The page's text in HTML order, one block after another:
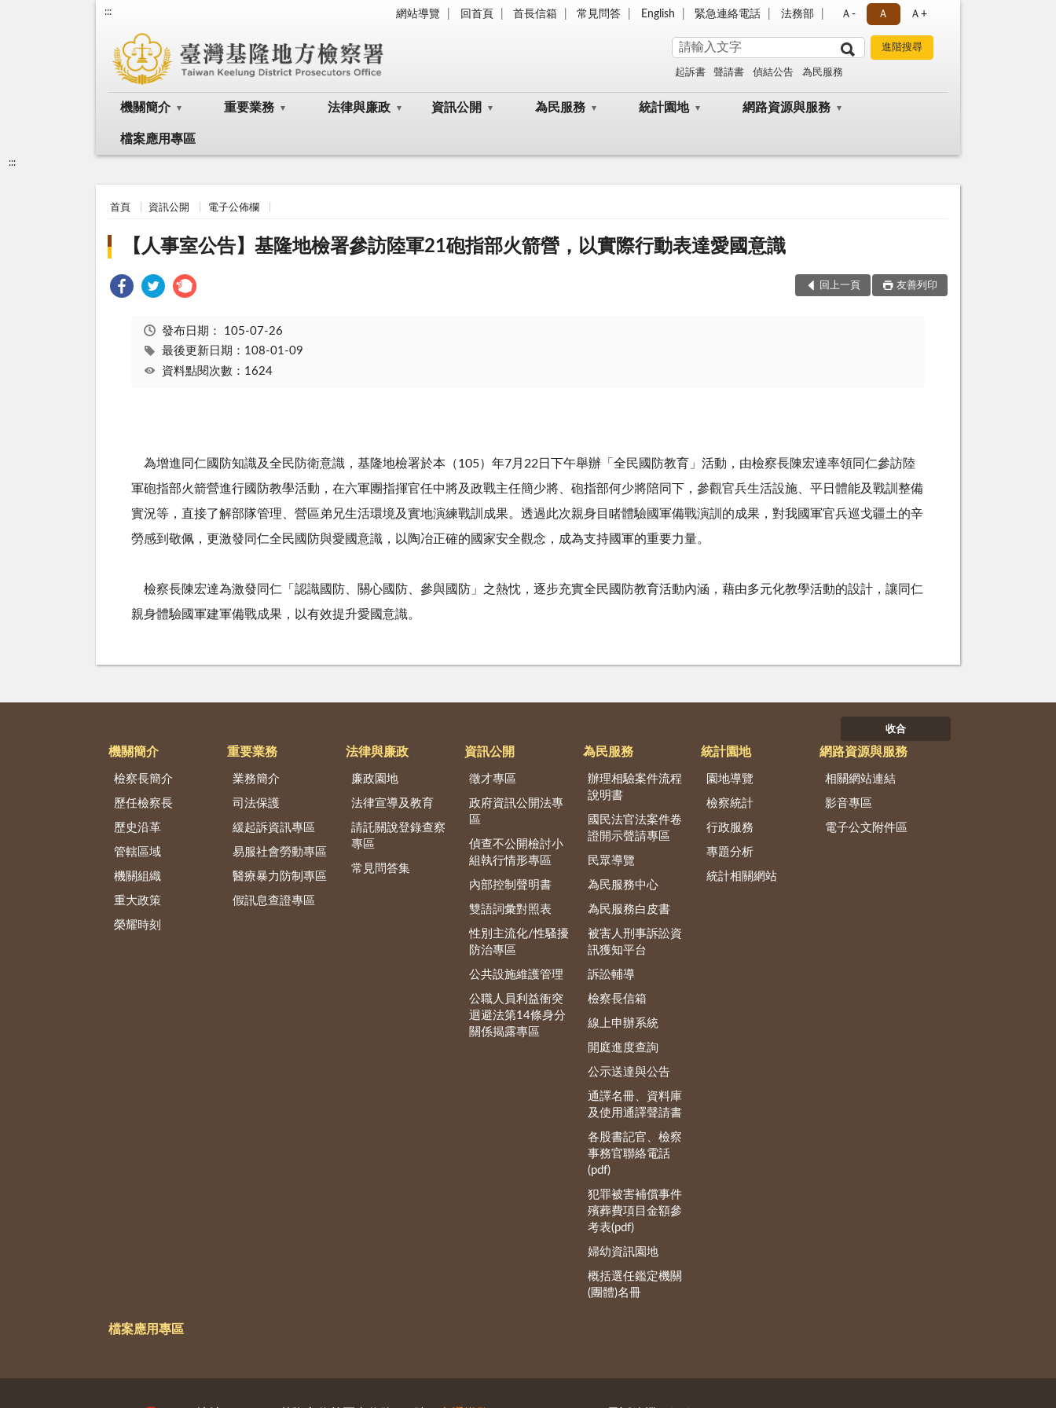
::: 網站導覽 回首頁 首長信箱 常見問答 English 緊急連絡電話 法務部 Ａ- Ａ Ａ+
起訴書 聲請書 偵結公告 為民服務
機關簡介 重要業務 法律與廉政 資訊公開 為民服務 統計園地 網路資源與服務
檔案應用專區
:::
首頁 資訊公開 電子公佈欄
【人事室公告】基隆地檢署參訪陸軍21砲指部火箭營，以實際行動表達愛國意識
回上一頁 友善列印
發布日期： 105-07-26
最後更新日期：108-01-09
資料點閱次數：1624
為增進同仁國防知識及全民防衛意識，基隆地檢署於本（105）年7月22日下午舉辦「全民國防教育」活動，由檢察長陳宏達率領同仁參訪陸
軍砲指部火箭營進行國防教學活動，在六軍團指揮官任中將及政戰主任簡少將、砲指部何少將陪同下，參觀官兵生活設施、平日體能及戰訓整備
實況等，直接了解部隊管理、營區弟兄生活環境及實地演練戰訓成果。透過此次親身目睹體驗國軍備戰演訓的成果，對我國軍官兵巡戈疆土的辛
勞感到敬佩，更激發同仁全民國防與愛國意識，以陶冶正確的國家安全觀念，成為支持國軍的重要力量。
檢察長陳宏達為激發同仁「認識國防、關心國防、參與國防」之熱忱，逐步充實全民國防教育活動內涵，藉由多元化教學活動的設計，讓同仁
親身體驗國軍建軍備戰成果，以有效提升愛國意識。
收合
機關簡介
檢察長簡介
歷任檢察長
歷史沿革
管轄區域
機關組織
重大政策
榮耀時刻
重要業務
業務簡介
司法保護
緩起訴資訊專區
易服社會勞動專區
醫療暴力防制專區
假訊息查證專區
法律與廉政
廉政園地
法律宣導及教育
請託關說登錄查察
專區
常見問答集
資訊公開
徵才專區
政府資訊公開法專
區
偵查不公開檢討小
組執行情形專區
內部控制聲明書
雙語詞彙對照表
性別主流化/性騷擾
防治專區
公共設施維護管理
公職人員利益衝突
迴避法第14條身分
關係揭露專區
為民服務
辦理相驗案件流程
說明書
國民法官法案件卷
證開示聲請專區
民眾導覽
為民服務中心
為民服務白皮書
被害人刑事訴訟資
訊獲知平台
訴訟輔導
檢察長信箱
線上申辦系統
開庭進度查詢
公示送達與公告
通譯名冊、資料庫
及使用通譯聲請書
各股書記官、檢察
事務官聯絡電話
(pdf)
犯罪被害補償事件
殯葬費項目金額參
考表(pdf)
婦幼資訊園地
概括選任鑑定機關
(團體)名冊
統計園地
園地導覽
檢察統計
行政服務
專題分析
統計相關網站
網路資源與服務
相關網站連結
影音專區
電子公文附件區
檔案應用專區